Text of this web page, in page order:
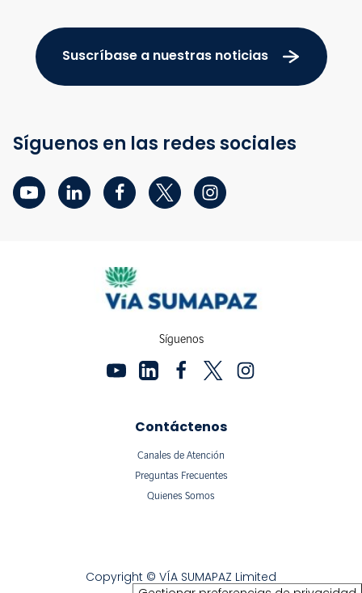
Suscríbase a nuestras noticias
Síguenos en las redes sociales
Síguenos
Contáctenos
Canales de Atención
Preguntas Frecuentes
Quienes Somos
Copyright © VÍA SUMAPAZ Limited